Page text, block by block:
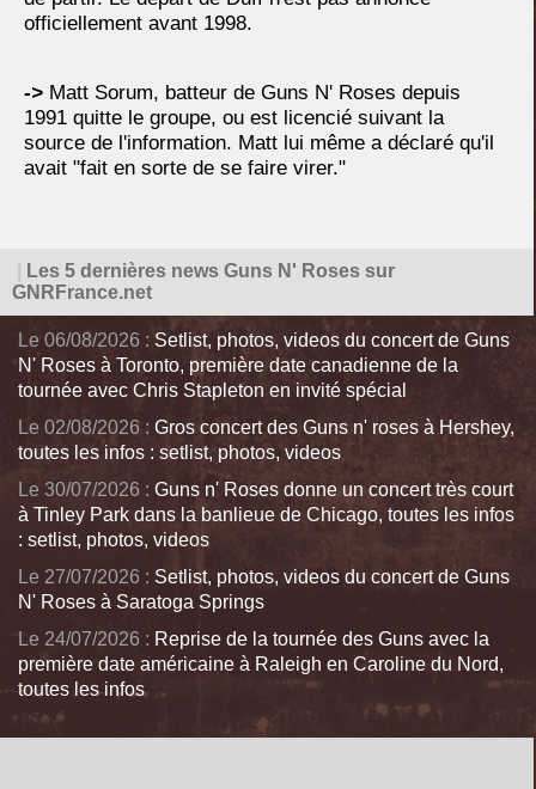
officiellement avant 1998.
-> Matt Sorum, batteur de Guns N' Roses depuis
1991 quitte le groupe, ou est licencié suivant la
source de l'information. Matt lui même a déclaré qu'il
avait "fait en sorte de se faire virer."
Les 5 dernières news Guns N' Roses sur
GNRFrance.net
Le 06/08/2026 : Setlist, photos, videos du concert de Guns
N' Roses à Toronto, première date canadienne de la
tournée avec Chris Stapleton en invité spécial
Le 02/08/2026 : Gros concert des Guns n' roses à Hershey,
toutes les infos : setlist, photos, videos
Le 30/07/2026 : Guns n' Roses donne un concert très court
à Tinley Park dans la banlieue de Chicago, toutes les infos
: setlist, photos, videos
Le 27/07/2026 : Setlist, photos, videos du concert de Guns
N' Roses à Saratoga Springs
Le 24/07/2026 : Reprise de la tournée des Guns avec la
première date américaine à Raleigh en Caroline du Nord,
toutes les infos